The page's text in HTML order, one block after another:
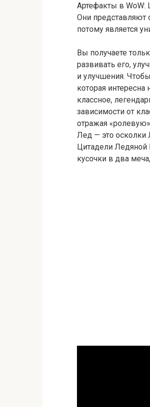
Артефакты в WoW:
Они представляют
потому является
Вы получаете
развивать его,
и улучшения.
которая
классное,
зависимости от
отражая
Лед — это осколки
Цитадели
кусочки в два